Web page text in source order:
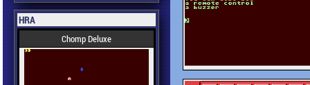
HRA
Chomp Deluxe